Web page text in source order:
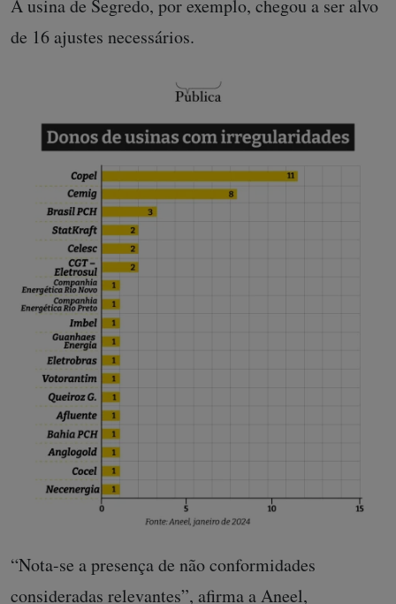
A usina de Segredo, por exemplo, chegou a ser alvo
de 16 ajustes necessários.
“Nota-se a presença de não conformidades
consideradas relevantes”, afirma a Aneel,